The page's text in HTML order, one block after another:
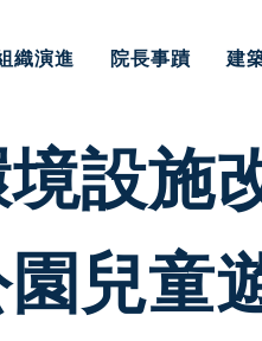
織演進 院長事蹟 建
設施
兒童